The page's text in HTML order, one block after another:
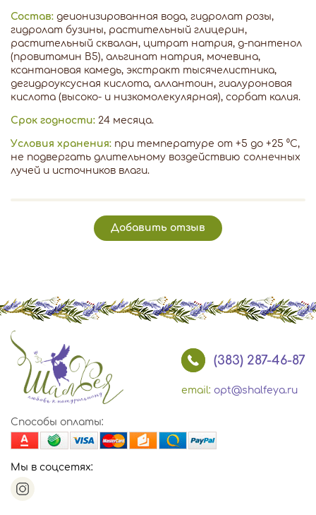
Состав: деионизированная вода, гидролат розы,
гидролат бузины, растительный глицерин,
растительный сквалан, цитрат натрия, д-пантенол
(провитамин В5), альгинат натрия, мочевина,
ксантановая камедь, экстракт тысячелистника,
дегидроуксусная кислота, аллантоин, гиалуроновая
кислота (высоко- и низкомолекулярная), сорбат калия.
Срок годности: 24 месяца.
Условия хранения: при температуре от +5 до +25 ⁰С,
не подвергать длительному воздействию солнечных
лучей и источников влаги.
Добавить отзыв
(383) 287-46-87
email: opt@shalfeya.ru
Способы оплаты:
Мы в соцсетях: